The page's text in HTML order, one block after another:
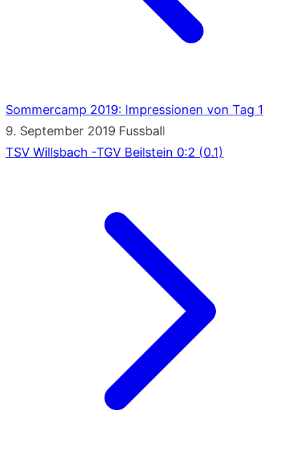
Sommercamp 2019: Impressionen von Tag 1
9. September 2019 Fussball
TSV Willsbach -TGV Beilstein 0:2 (0.1)